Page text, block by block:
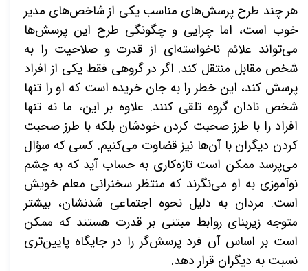
هر چند طرح پرسش‌های مناسب یکی از شاخص‌های مدیر
خوب است، اما چرایی و چگونگی طرح این پرسش‌ها
می‌تواند علائم ناخواسته‌ای از قدرت و صلاحیت را به
شخص مقابل منتقل کند. اگر در گروهی فقط یکی از افراد
پرسش کند، این خطر را به جان خریده است که او را تنها
شخص نادان گروه تلقی کنند. علاوه بر این، ما نه تنها
افراد را با طرز صحبت کردن خودشان بلکه با طرز صحبت
کردن دیگران با آن‌ها نیز قضاوت می‌کنیم. کسی که سؤال
می‌پرسد ممکن است تازه‌کاری به حساب آید که به چشم
نوآموزی به او می‌نگرند که منتظر سخنرانی معلم خویش
است. مردان به دلیل نحوه اجتماعی شدنشان، بیشتر
متوجه زیربنای روابط مبتنی بر قدرت هستند که ممکن
است بر اساس آن فرد پرسش‌گر را در جایگاه پایین‌تری
نسبت به دیگران قرار دهد.